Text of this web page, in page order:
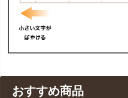
おすすめ商品